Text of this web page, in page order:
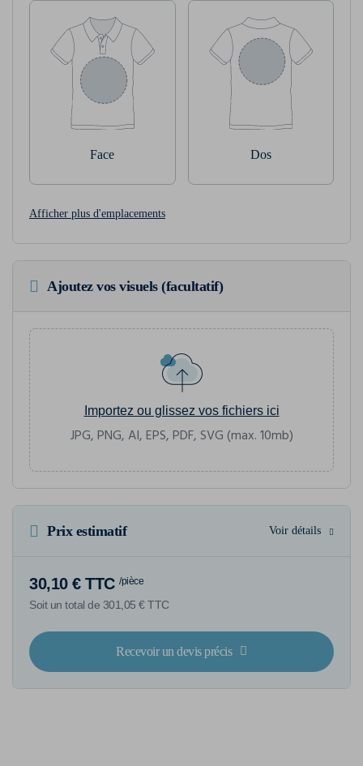
Face Dos
Afficher plus d'emplacements
Ajoutez vos visuels (facultatif)
Importez ou glissez vos fichiers ici
JPG, PNG, AI, EPS, PDF, SVG (max. 10mb)
Prix estimatif Voir détails
30,10 € TTC /pièce
Soit un total de 301,05 € TTC
Recevoir un devis précis